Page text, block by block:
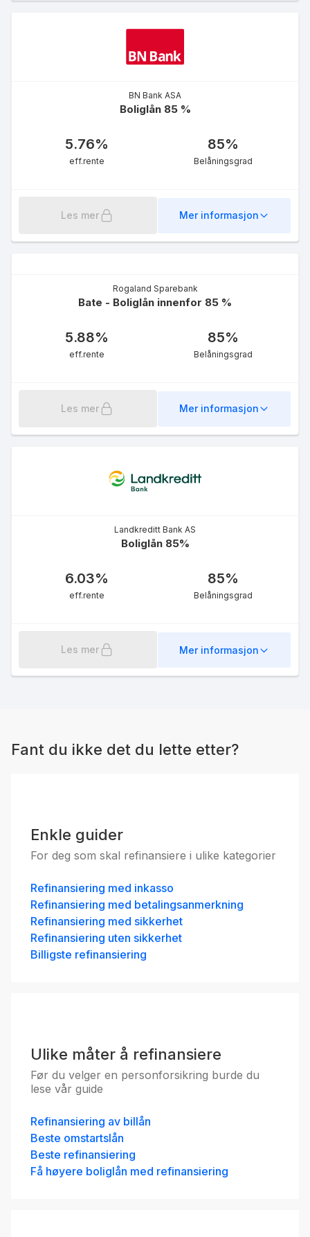
BN Bank ASA
Boliglån 85 %
5.76%
eff.rente
85%
Belåningsgrad
Les mer Mer informasjon
Rogaland Sparebank
Bate - Boliglån innenfor 85 %
5.88%
eff.rente
85%
Belåningsgrad
Les mer Mer informasjon
Landkreditt Bank AS
Boliglån 85%
6.03%
eff.rente
85%
Belåningsgrad
Les mer Mer informasjon
Fant du ikke det du lette etter?
Enkle guider
For deg som skal refinansiere i ulike kategorier
Refinansiering med inkasso
Refinansiering med betalingsanmerkning
Refinansiering med sikkerhet
Refinansiering uten sikkerhet
Billigste refinansiering
Ulike måter å refinansiere
Før du velger en personforsikring burde du
lese vår guide
Refinansiering av billån
Beste omstartslån
Beste refinansiering
Få høyere boliglån med refinansiering